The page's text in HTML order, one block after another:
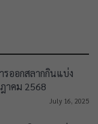
รออกสลากกินแบ่ง
าคม 2568
July 16, 2025